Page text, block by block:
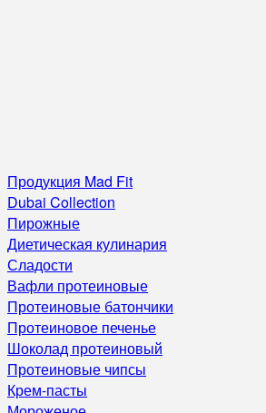
Продукция Mad Fit
Dubai Collection
Пирожные
Диетическая кулинария
Сладости
Вафли протеиновые
Протеиновые батончики
Протеиновое печенье
Шоколад протеиновый
Протеиновые чипсы
Крем-пасты